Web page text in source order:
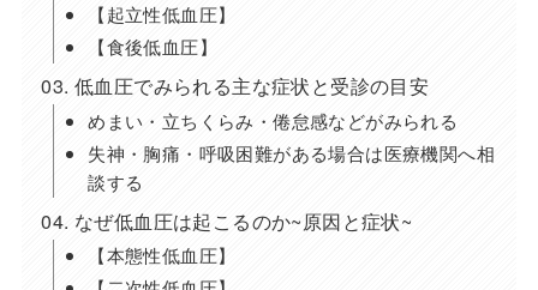
【起立性低血圧】
【食後低血圧】
低血圧でみられる主な症状と受診の目安
めまい・立ちくらみ・倦怠感などがみられる
失神・胸痛・呼吸困難がある場合は医療機関へ相
談する
なぜ低血圧は起こるのか~原因と症状~
【本態性低血圧】